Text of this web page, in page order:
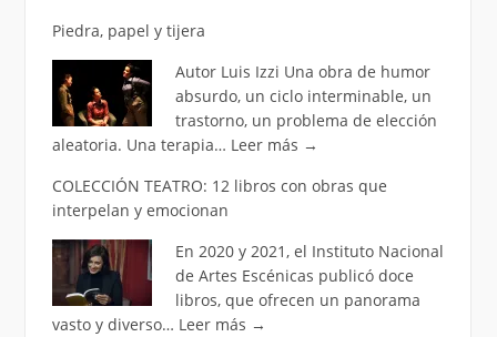
Piedra, papel y tijera
Autor Luis Izzi Una obra de humor
absurdo, un ciclo interminable, un
trastorno, un problema de elección
aleatoria. Una terapia… Leer más →
COLECCIÓN TEATRO: 12 libros con obras que
interpelan y emocionan
En 2020 y 2021, el Instituto Nacional
de Artes Escénicas publicó doce
libros, que ofrecen un panorama
vasto y diverso… Leer más →